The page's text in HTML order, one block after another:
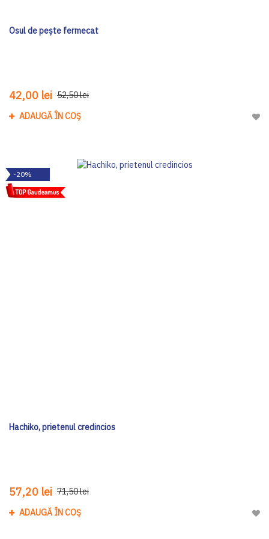
Osul de pește fermecat
42,00 lei 52,50 lei
ADAUGĂ ÎN COȘ
-20%
Hachiko, prietenul credincios
57,20 lei 71,50 lei
ADAUGĂ ÎN COȘ